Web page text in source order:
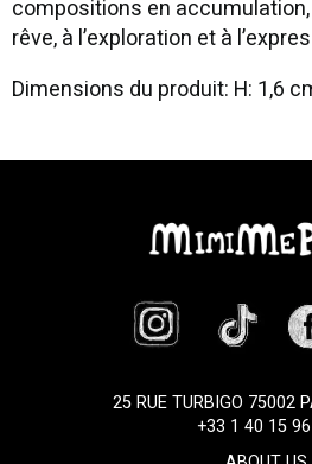
compositions en
rêve, à l’exploration et à
Dimensions du produit: H: 1,6
25 RUE TURBIGO 75002
+33 1 40 15